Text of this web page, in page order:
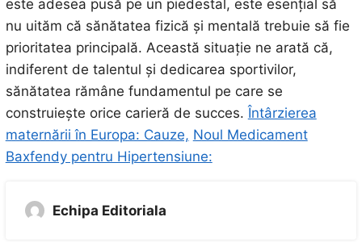
este adesea pusă pe un piedestal, este esențial să
nu uităm că sănătatea fizică și mentală trebuie să fie
prioritatea principală. Această situație ne arată că,
indiferent de talentul și dedicarea sportivilor,
sănătatea rămâne fundamentul pe care se
construiește orice carieră de succes. Întârzierea
maternării în Europa: Cauze, Noul Medicament
Baxfendy pentru Hipertensiune:
Echipa Editoriala